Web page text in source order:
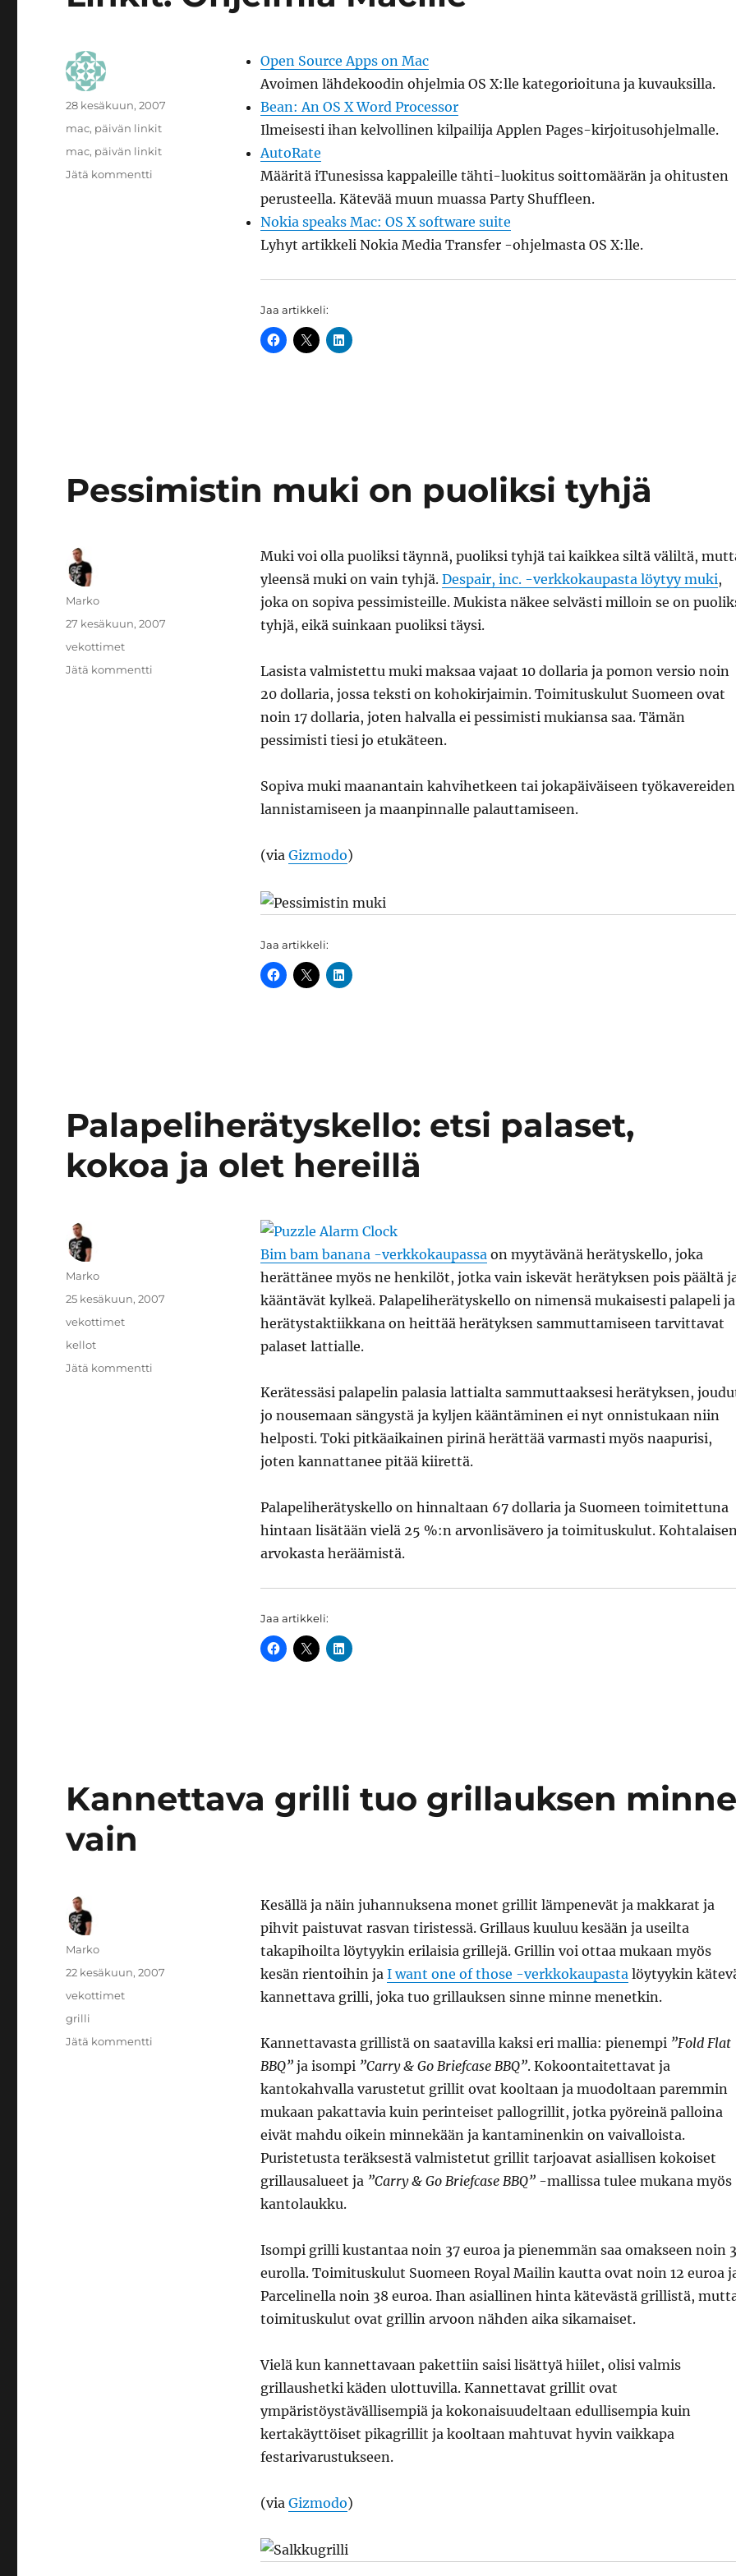
Open Source Apps on Mac
Avoimen lähdekoodin ohjelmia OS X:lle kategorioituna ja kuvauksilla.
Bean: An OS X Word Processor
Ilmeisesti ihan kelvollinen kilpailija Applen Pages-kirjoitusohjelmalle.
AutoRate
Määritä iTunesissa kappaleille tähti-luokitus soittomäärän ja ohitusten
perusteella. Kätevää muun muassa Party Shuffleen.
Nokia speaks Mac: OS X software suite
Lyhyt artikkeli Nokia Media Transfer -ohjelmasta OS X:lle.
Jaa artikkeli:
Kirjoittaja
Julkaistu
28 kesäkuun, 2007
Kategoriat
mac, päivän linkit
Avainsanat
mac, päivän linkit
Jätä kommentti
Pessimistin muki on puoliksi tyhjä
Muki voi olla puoliksi täynnä, puoliksi tyhjä tai kaikkea siltä väliltä,
yleensä muki on vain tyhjä. Despair, inc. -verkkokaupasta löytyy muki,
joka on sopiva pessimisteille. Mukista näkee selvästi milloin se on
tyhjä, eikä suinkaan puoliksi täysi.
Lasista valmistettu muki maksaa vajaat 10 dollaria ja pomon versio noin
20 dollaria, jossa teksti on kohokirjaimin. Toimituskulut Suomeen ovat
noin 17 dollaria, joten halvalla ei pessimisti mukiansa saa. Tämän
pessimisti tiesi jo etukäteen.
Sopiva muki maanantain kahvihetkeen tai jokapäiväiseen työkavereiden
lannistamiseen ja maanpinnalle palauttamiseen.
(via Gizmodo)
Jaa artikkeli:
Kirjoittaja
Marko
Julkaistu
27 kesäkuun, 2007
Kategoriat
vekottimet
Jätä kommentti
Palapeliherätyskello: etsi palaset,
kokoa ja olet hereillä
Bim bam banana -verkkokaupassa on myytävänä herätyskello, joka
herättänee myös ne henkilöt, jotka vain iskevät herätyksen pois päältä
kääntävät kylkeä. Palapeliherätyskello on nimensä mukaisesti palapeli ja
herätystaktiikkana on heittää herätyksen sammuttamiseen tarvittavat
palaset lattialle.
Kerätessäsi palapelin palasia lattialta sammuttaaksesi herätyksen,
jo nousemaan sängystä ja kyljen kääntäminen ei nyt onnistukaan niin
helposti. Toki pitkäaikainen pirinä herättää varmasti myös naapurisi,
joten kannattanee pitää kiirettä.
Palapeliherätyskello on hinnaltaan 67 dollaria ja Suomeen toimitettuna
hintaan lisätään vielä 25 %:n arvonlisävero ja toimituskulut.
arvokasta heräämistä.
Jaa artikkeli:
Kirjoittaja
Marko
Julkaistu
25 kesäkuun, 2007
Kategoriat
vekottimet
Avainsanat
kellot
Jätä kommentti
Kannettava grilli tuo grillauksen
vain
Kesällä ja näin juhannuksena monet grillit lämpenevät ja makkarat ja
pihvit paistuvat rasvan tiristessä. Grillaus kuuluu kesään ja useilta
takapihoilta löytyykin erilaisia grillejä. Grillin voi ottaa mukaan myös
kesän rientoihin ja I want one of those -verkkokaupasta löytyykin
kannettava grilli, joka tuo grillauksen sinne minne menetkin.
Kannettavasta grillistä on saatavilla kaksi eri mallia: pienempi ”Fold Flat
BBQ”ja isompi ”Carry & Go Briefcase BBQ”. Kokoontaitettavat ja
kantokahvalla varustetut grillit ovat kooltaan ja muodoltaan paremmin
mukaan pakattavia kuin perinteiset pallogrillit, jotka pyöreinä palloina
eivät mahdu oikein minnekään ja kantaminenkin on vaivalloista.
Puristetusta teräksestä valmistetut grillit tarjoavat asiallisen kokoiset
grillausalueet ja ”Carry & Go Briefcase BBQ”-mallissa tulee mukana myös
kantolaukku.
Isompi grilli kustantaa noin 37 euroa ja pienemmän saa omakseen noin
eurolla. Toimituskulut Suomeen Royal Mailin kautta ovat noin 12 euroa
Parcelinella noin 38 euroa. Ihan asiallinen hinta kätevästä grillistä,
toimituskulut ovat grillin arvoon nähden aika sikamaiset.
Vielä kun kannettavaan pakettiin saisi lisättyä hiilet, olisi valmis
grillaushetki käden ulottuvilla. Kannettavat grillit ovat
ympäristöystävällisempiä ja kokonaisuudeltaan edullisempia kuin
kertakäyttöiset pikagrillit ja kooltaan mahtuvat hyvin vaikkapa
festarivarustukseen.
(via Gizmodo)
Kirjoittaja
Marko
Julkaistu
22 kesäkuun, 2007
Kategoriat
vekottimet
Avainsanat
grilli
Jätä kommentti